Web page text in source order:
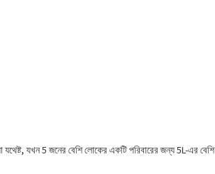
যথেষ্ট, যখন 5 জনের বেশি লোকের একটি পরিবারের জন্য 5L-এর বেশি